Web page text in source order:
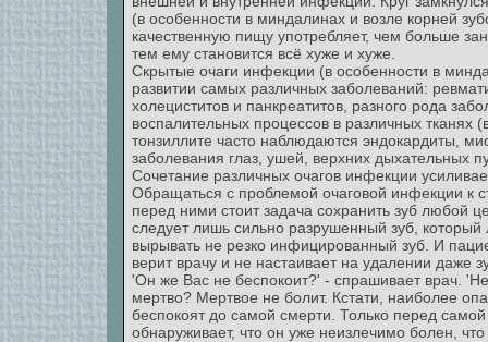
(в особенности в миндалинах и возле корней
качественную пищу употребляет, чем больше
тем ему становится всё хуже и хуже.
Скрытые очаги инфекции (в особенности в
развитии самых различных заболеваний:
холециститов и панкреатитов, разного рода
воспалительных процессов в различных тканях
тонзиллите часто наблюдаются эндокардиты,
заболевания глаз, ушей, верхних дыхательных
Сочетание различных очагов инфекции
Обращаться с проблемой очаговой инфекции к
перед ними стоит задача сохранить зуб любой
следует лишь сильно разрушенный зуб,
вырывать не резко инфицированный зуб. И
верит врачу и не настаивает на удалении даже
'Он же Вас не беспокоит?' - спрашивает врач.
мертво? Мертвое не болит. Кстати, наиболее
беспокоят до самой смерти. Только перед
обнаруживает, что он уже неизлечимо болен,